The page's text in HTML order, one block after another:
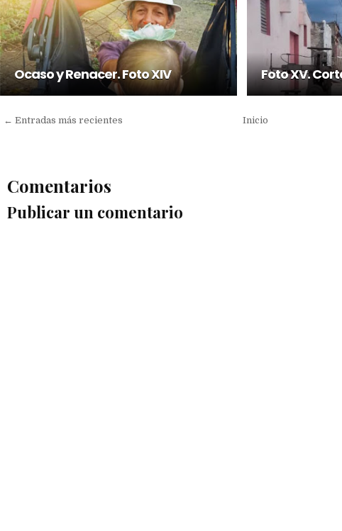
Ocaso y Renacer. Foto XIV Foto XV.
← Entradas más recientes Inicio
Comentarios
Publicar un comentario